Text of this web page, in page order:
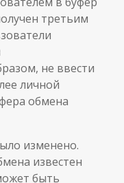
третьим
не ввести
личной
обмена
изменено.
известен
быть